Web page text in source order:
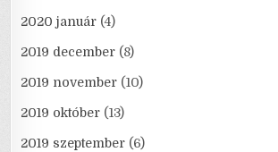
2020 január (4)
2019 december (8)
2019 november (10)
2019 október (13)
2019 szeptember (6)